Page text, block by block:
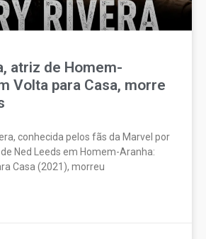
atriz de Homem-
Volta para Casa, morre
conhecida pelos fãs da Marvel por
Ned Leeds em Homem-Aranha:
Casa (2021), morreu